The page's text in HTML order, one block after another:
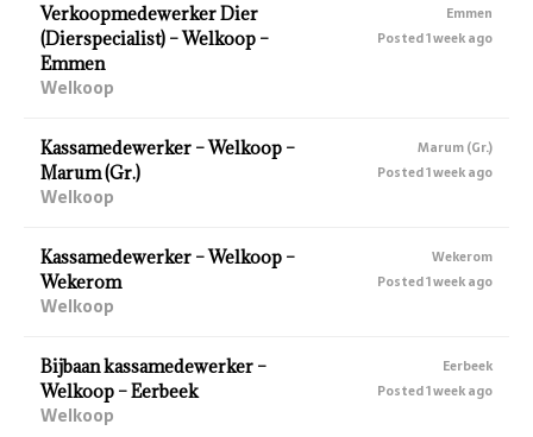
Verkoopmedewerker Dier
(Dierspecialist) – Welkoop –
Emmen
Welkoop
Emmen
Posted 1 week ago
Kassamedewerker – Welkoop –
Marum (Gr.)
Welkoop
Marum (Gr.)
Posted 1 week ago
Kassamedewerker – Welkoop –
Wekerom
Welkoop
Wekerom
Posted 1 week ago
Bijbaan kassamedewerker –
Welkoop – Eerbeek
Welkoop
Eerbeek
Posted 1 week ago